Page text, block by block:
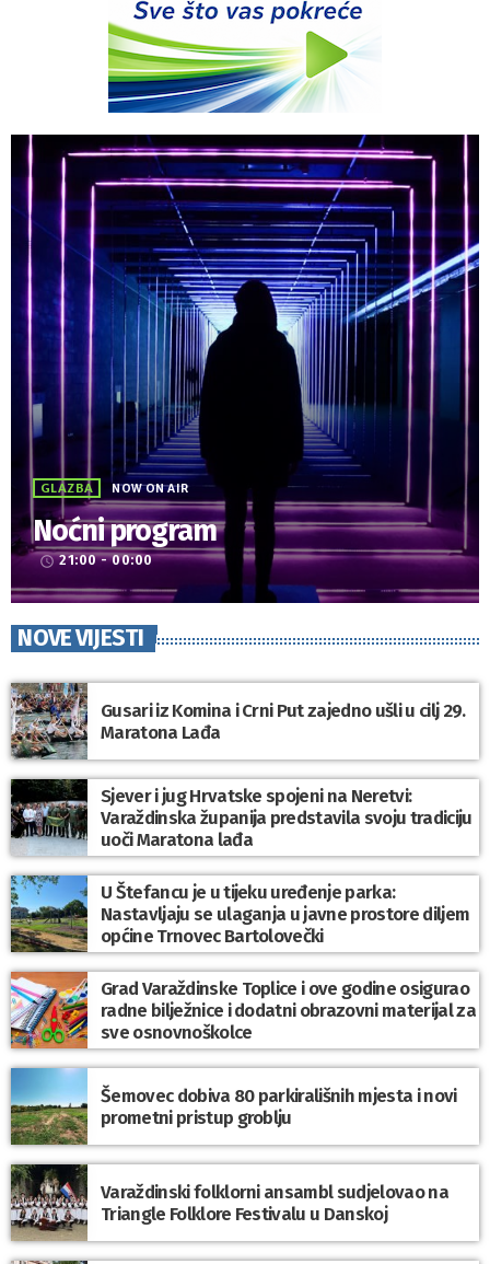
GLAZBA NOW ON AIR
Noćni program
access_time 21:00 - 00:00
NOVE VIJESTI
Gusari iz Komina i Crni Put zajedno ušli u cilj 29.
Maratona Lađa
Sjever i jug Hrvatske spojeni na Neretvi:
Varaždinska županija predstavila svoju tradiciju
uoči Maratona lađa
U Štefancu je u tijeku uređenje parka:
Nastavljaju se ulaganja u javne prostore diljem
općine Trnovec Bartolovečki
Grad Varaždinske Toplice i ove godine osigurao
radne bilježnice i dodatni obrazovni materijal za
sve osnovnoškolce
Šemovec dobiva 80 parkirališnih mjesta i novi
prometni pristup groblju
Varaždinski folklorni ansambl sudjelovao na
Triangle Folklore Festivalu u Danskoj